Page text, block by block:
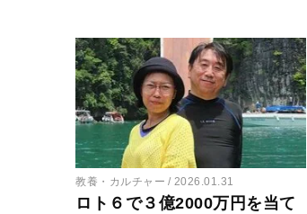
教養・カルチャー 2026.01.31
ロト６で３億2000万円を当て